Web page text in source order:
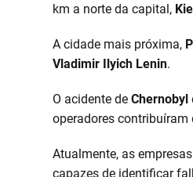
km a norte da capital,
A cidade mais próxima,
Vladimir Ilyich Lenin.
O acidente deChernobyl
operadores
Atualmente, as
capazes de identificar